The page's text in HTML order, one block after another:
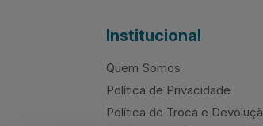
Institucional
Quem Somos
Política de Privacidade
Política de Troca e